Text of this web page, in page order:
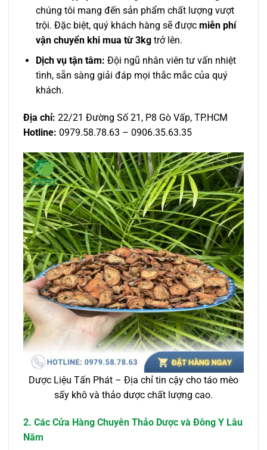
chúng tôi mang đến sản phẩm chất lượng vượt
trội. Đặc biệt, quý khách hàng sẽ được miễn phí
vận chuyển khi mua từ 3kgtrở lên.
Dịch vụ tận tâm: Đội ngũ nhân viên tư vấn nhiệt
tình, sẵn sàng giải đáp mọi thắc mắc của quý
khách.
Địa chỉ: 22/21 Đường Số 21, P8 Gò Vấp, TP.HCM
Hotline: 0979.58.78.63 – 0906.35.63.35
Dược Liệu Tấn Phát – Địa chỉ tin cậy cho táo mèo
sấy khô và thảo dược chất lượng cao.
2. Các Cửa Hàng Chuyên Thảo Dược và Đông Y Lâu
Năm